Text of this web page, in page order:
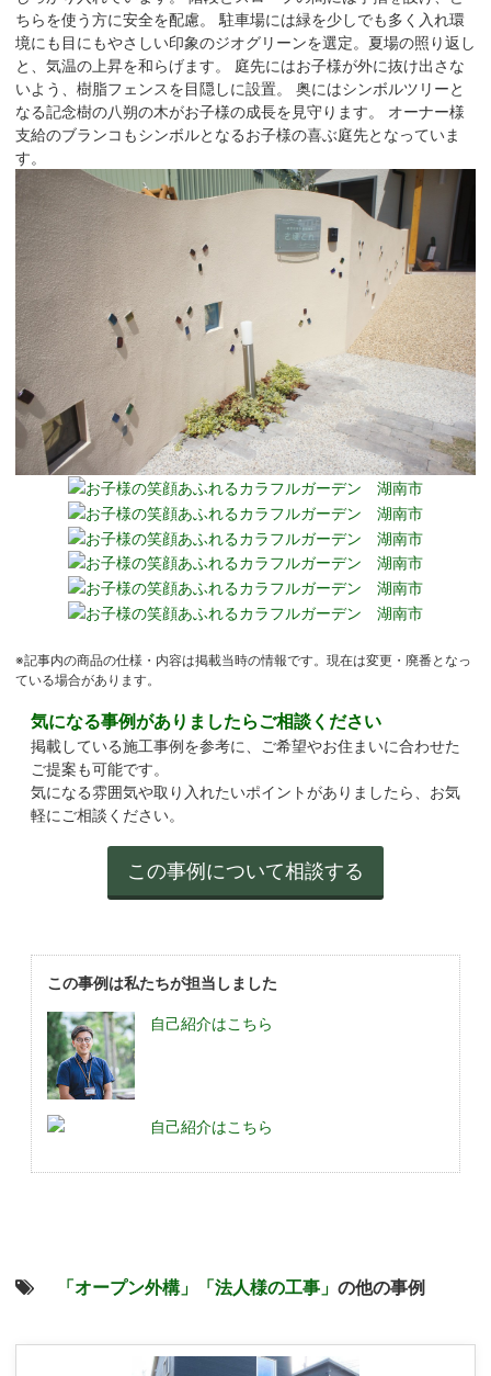
ちらを使う方に安全を配慮。 駐車場には緑を少しでも多く入れ環
境にも目にもやさしい印象のジオグリーンを選定。夏場の照り返し
と、気温の上昇を和らげます。 庭先にはお子様が外に抜け出さな
いよう、樹脂フェンスを目隠しに設置。 奥にはシンボルツリーと
なる記念樹の八朔の木がお子様の成長を見守ります。 オーナー様
支給のブランコもシンボルとなるお子様の喜ぶ庭先となっていま
す。
※記事内の商品の仕様・内容は掲載当時の情報です。現在は変更・廃番となっ
ている場合があります。
気になる事例がありましたらご相談ください
掲載している施工事例を参考に、ご希望やお住まいに合わせた
ご提案も可能です。
気になる雰囲気や取り入れたいポイントがありましたら、お気
軽にご相談ください。
この事例は私たちが担当しました
自己紹介はこちら
自己紹介はこちら
「オープン外構」 「法人様の工事」 の他の事例